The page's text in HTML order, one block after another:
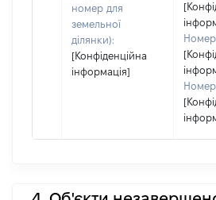
номер для
земельної
ділянки):
[Конфіденційна
інформація]